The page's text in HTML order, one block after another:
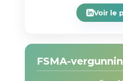
Voir le
FSMA-